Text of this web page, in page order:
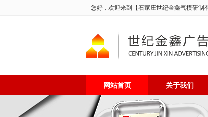
您好，欢迎来到【石家庄世纪金鑫气模研制
网站首页 关于我们